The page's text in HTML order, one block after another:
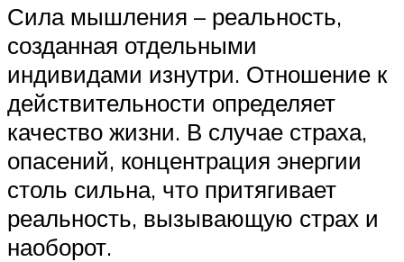
Сила мышления – реальность,
созданная отдельными
индивидами изнутри. Отношение к
действительности определяет
качество жизни. В случае страха,
опасений, концентрация энергии
столь сильна, что притягивает
реальность, вызывающую страх и
наоборот.